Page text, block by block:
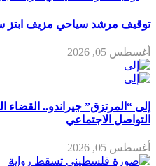
توقيف مرشد سياحي مزيف ابتز
أغسطس 05, 2026
إلى “المرتزق” جيراندو..
التواصل الاجتماعي
أغسطس 05, 2026